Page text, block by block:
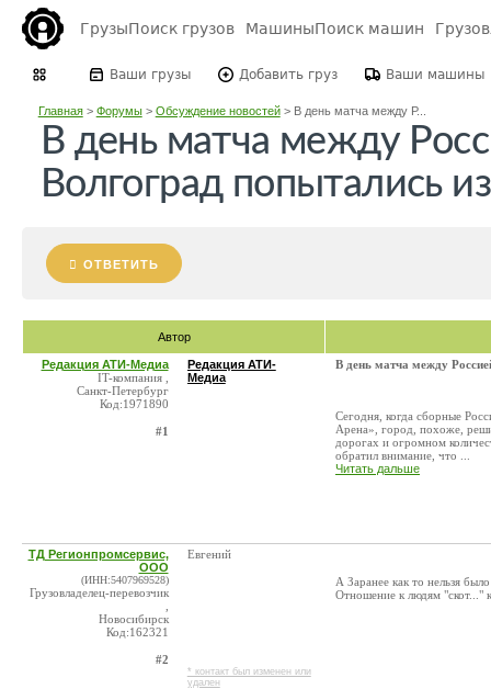
ГрузыПоиск грузов МашиныПоиск машин
Ваши грузы Добавить груз Ваши машины
Главная> Форумы> Обсуждение новостей> В день матча между Р...
В день матча между
Волгоград попытались
ОТВЕТИТЬ
Автор
Редакция АТИ-Медиа
IT-компания ,
Санкт-Петербург
Код:1971890
#1
Редакция АТИ-
Медиа
В день матча между
Сегодня, когда сборные
Арена», город, похоже,
дорогах и огромном
обратил внимание, что ...
Читать дальше
ТД Регионпромсервис,
ООО
(ИНН:5407969528)
Грузовладелец-перевозчик
Новосибирск
Код:162321
#2
Евгений
* контакт был изменен или
удален
А Заранее как то нельзя
Отношение к людям "скот..."